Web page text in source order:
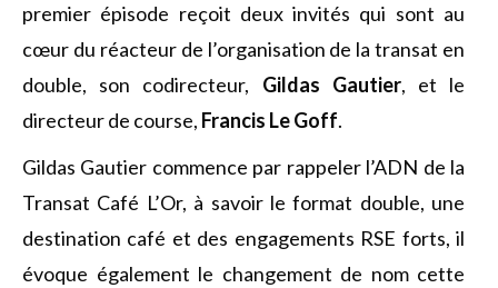
premier épisode reçoit deux invités qui sont au
cœur du réacteur de l’organisation de la transat en
double, son codirecteur, Gildas Gautier, et le
directeur de course, Francis Le Goff.
Gildas Gautier commence par rappeler l’ADN de la
Transat Café L’Or, à savoir le format double, une
destination café et des engagements RSE forts, il
évoque également le changement de nom cette